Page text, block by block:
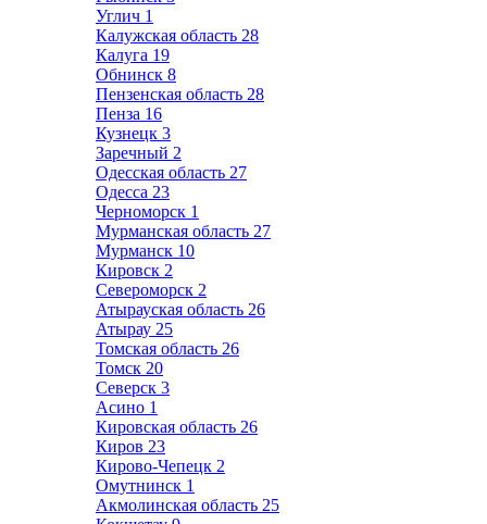
Углич 1
Калужская область 28
Калуга 19
Обнинск 8
Пензенская область 28
Пенза 16
Кузнецк 3
Заречный 2
Одесская область 27
Одесса 23
Черноморск 1
Мурманская область 27
Мурманск 10
Кировск 2
Североморск 2
Атырауская область 26
Атырау 25
Томская область 26
Томск 20
Северск 3
Асино 1
Кировская область 26
Киров 23
Кирово-Чепецк 2
Омутнинск 1
Акмолинская область 25